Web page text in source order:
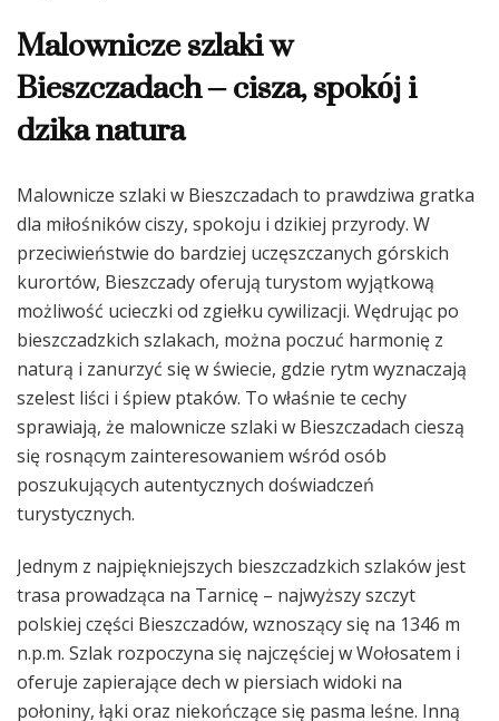
Malownicze szlaki w
Bieszczadach – cisza, spokój i
dzika natura
Malownicze szlaki w Bieszczadach to prawdziwa gratka
dla miłośników ciszy, spokoju i dzikiej przyrody. W
przeciwieństwie do bardziej uczęszczanych górskich
kurortów, Bieszczady oferują turystom wyjątkową
możliwość ucieczki od zgiełku cywilizacji. Wędrując po
bieszczadzkich szlakach, można poczuć harmonię z
naturą i zanurzyć się w świecie, gdzie rytm wyznaczają
szelest liści i śpiew ptaków. To właśnie te cechy
sprawiają, że malownicze szlaki w Bieszczadach cieszą
się rosnącym zainteresowaniem wśród osób
poszukujących autentycznych doświadczeń
turystycznych.
Jednym z najpiękniejszych bieszczadzkich szlaków jest
trasa prowadząca na Tarnicę – najwyższy szczyt
polskiej części Bieszczadów, wznoszący się na 1346 m
n.p.m. Szlak rozpoczyna się najczęściej w Wołosatem i
oferuje zapierające dech w piersiach widoki na
połoniny, łąki oraz niekończące się pasma leśne. Inną